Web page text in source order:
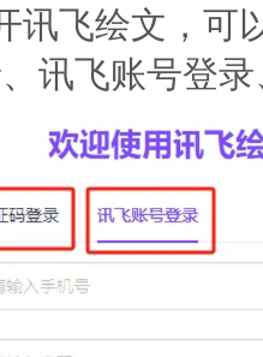
飞绘文，可
讯飞账号登